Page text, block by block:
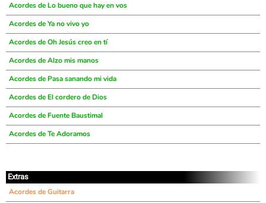
Acordes de Lo bueno que hay en vos
Acordes de Ya no vivo yo
Acordes de Oh Jesús creo en tí
Acordes de Alzo mis manos
Acordes de Pasa sanando mi vida
Acordes de El cordero de Dios
Acordes de Fuente Baustimal
Acordes de Te Adoramos
Extras
Acordes de Guitarra